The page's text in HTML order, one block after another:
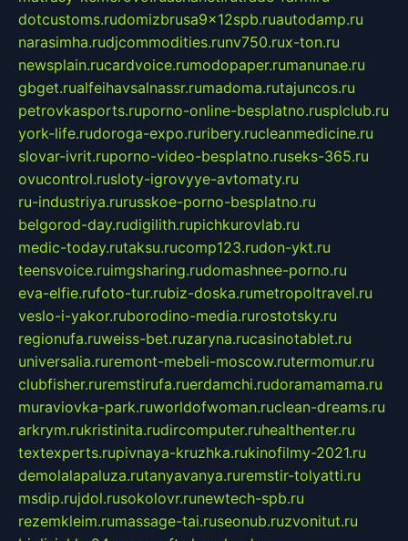
dotcustoms.rudomizbrusa9x12spb.ruautodamp.ru
narasimha.rudjcommodities.runv750.rux-ton.ru
newsplain.rucardvoice.rumodopaper.rumanunae.ru
gbget.rualfeihavsalnassr.rumadoma.rutajuncos.ru
petrovkasports.ruporno-online-besplatno.rusplclub.ru
york-life.rudoroga-expo.ruribery.rucleanmedicine.ru
slovar-ivrit.ruporno-video-besplatno.ruseks-365.ru
ovucontrol.rusloty-igrovyye-avtomaty.ru
ru-industriya.rurusskoe-porno-besplatno.ru
belgorod-day.rudigilith.rupichkurovlab.ru
medic-today.rutaksu.rucomp123.rudon-ykt.ru
teensvoice.ruimgsharing.rudomashnee-porno.ru
eva-elfie.rufoto-tur.rubiz-doska.rumetropoltravel.ru
veslo-i-yakor.ruborodino-media.rurostotsky.ru
regionufa.ruweiss-bet.ruzaryna.rucasinotablet.ru
universalia.ruremont-mebeli-moscow.rutermomur.ru
clubfisher.ruremstirufa.ruerdamchi.rudoramamama.ru
muraviovka-park.ruworldofwoman.ruclean-dreams.ru
arkrym.rukristinita.rudircomputer.ruhealthenter.ru
textexperts.rupivnaya-kruzhka.rukinofilmy-2021.ru
demolalapaluza.rutanyavanya.ruremstir-tolyatti.ru
msdip.rujdol.rusokolovr.runewtech-spb.ru
rezemkleim.rumassage-tai.ruseonub.ruzvonitut.ru